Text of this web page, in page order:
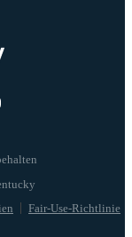
Fair-Use-Richtlinie